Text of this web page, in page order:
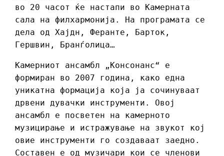
во 20 часот ќе настапи во Камерната
сала на филхармонија. На програмата се
дела од Хајдн, Феранте, Барток,
Гершвин, Бранѓолица…
Камерниот ансамбл „Консонанс“ е
формиран во 2007 година, како една
уникатна формација која ја сочинуваат
дрвени дувачки инструменти. Овој
ансамбл е посветен на камерното
музицирање и истражување на звукот кој
овие инструменти го создаваат заедно.
Составен е од музичари кои се членови